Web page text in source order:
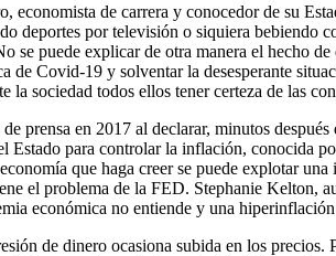
de carrera y conocedor de su
deportes por televisión o siquiera bebiendo
se puede explicar de otra manera el hecho
Covid-19 y solventar la desesperante
la sociedad todos ellos tener certeza de las
en 2017 al declarar, minutos
para controlar la inflación, conocida
que haga creer se puede explotar
el problema de la FED. Stephanie
económica no entiende y una
de dinero ocasiona subida en los